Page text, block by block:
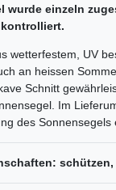
wurde einzeln
kontrolliert.
wetterfestem, UV
an heissen
Schnitt
Im
des Sonnensegels